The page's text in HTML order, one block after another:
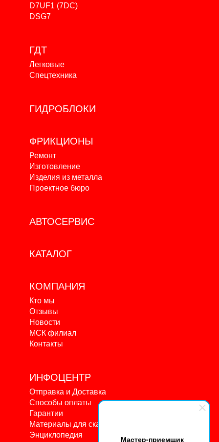
Мастер-приемщик
D7UF1 (7DC)
DSG7
ГДТ
Легковые
Спецтехника
ГИДРОБЛОКИ
ФРИКЦИОНЫ
Ремонт
Изготовление
Изделия из металла
Проектное бюро
АВТОСЕРВИС
КАТАЛОГ
КОМПАНИЯ
Кто мы
Отзывы
Новости
МСК филиал
Контакты
ИНФОЦЕНТР
Отправка и Доставка
Способы оплаты
Гарантии
Материалы для скачивания
Энциклопедия